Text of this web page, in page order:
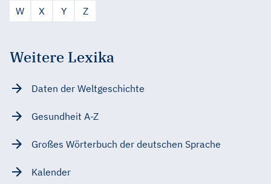
W
X Y Z
Weitere Lexika
Daten der Weltgeschichte
Gesundheit A-Z
Großes Wörterbuch der deutschen Sprache
Kalender